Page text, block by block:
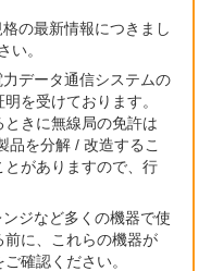
の最新情報につきまし
い。
データ通信システムの
を受けております。
ときに無線局の免許は
品を分解 / 改造するこ
とがありますので、行
ジなど多くの機器で使
前に、これらの機器が
確認ください。